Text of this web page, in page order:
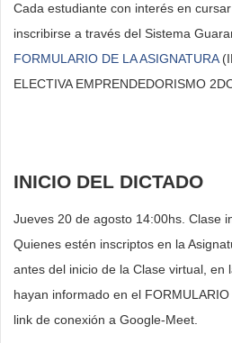
Cada estudiante con interés en
inscribirse a través del Sistema
FORMULARIO DE LA ASIGNATURA
ELECTIVA EMPRENDEDORISMO
INICIO DEL DICTADO
Jueves 20 de agosto 14:00hs. Clase
Quienes estén inscriptos en la
antes del inicio de la Clase virtual, en
hayan informado en el FORMULARIO
link de conexión a Google-Meet.